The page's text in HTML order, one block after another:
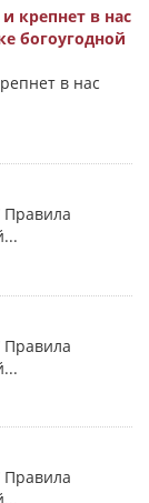
крепнет в нас
богоугодной
в нас